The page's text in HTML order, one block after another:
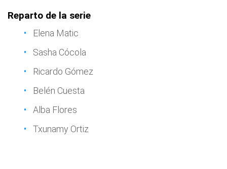
Reparto de la serie
Elena Matic
Sasha Cócola
Ricardo Gómez
Belén Cuesta
Alba Flores
Txunamy Ortiz